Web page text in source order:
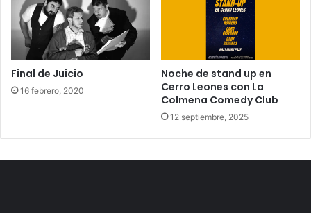
Final de Juicio
16 febrero, 2020
Noche de stand up en
Cerro Leones con La
Colmena Comedy Club
12 septiembre, 2025